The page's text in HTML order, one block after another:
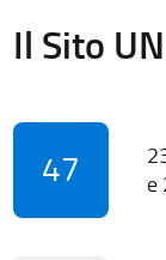
Il Sito
47
e